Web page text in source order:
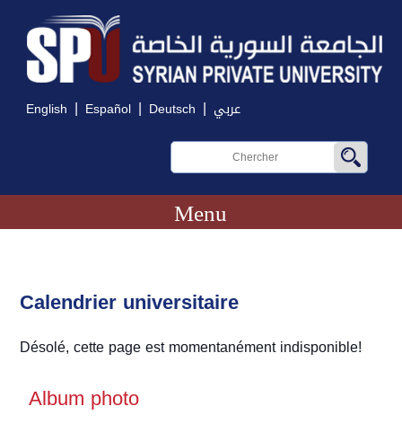
English | Español | Deutsch | عربي
Menu
Calendrier universitaire
Désolé, cette page est momentanément indisponible!
Album photo